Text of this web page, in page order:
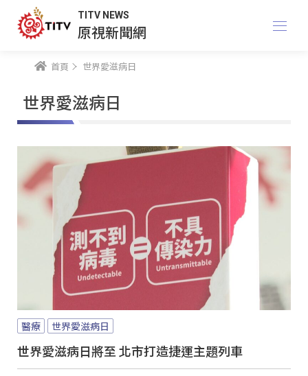
TITV NEWS
原視新聞網
首頁 世界愛滋病日
世界愛滋病日
醫療 世界愛滋病日
世界愛滋病日將至 北市打造捷運主題列車